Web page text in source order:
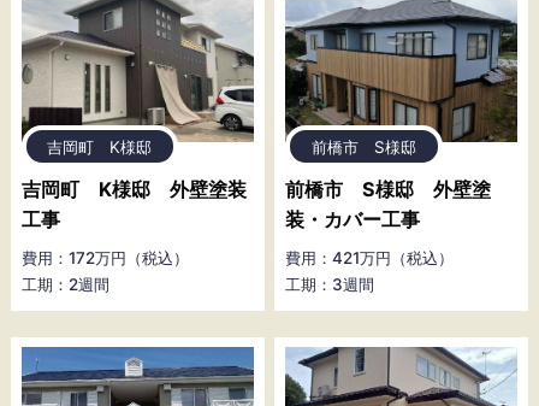
吉岡町 K様邸
吉岡町 K様邸 外壁塗装
工事
費用：172万円（税込）
工期：2週間
前橋市 S様邸
前橋市 S様邸 外壁塗
装・カバー工事
費用：421万円（税込）
工期：3週間